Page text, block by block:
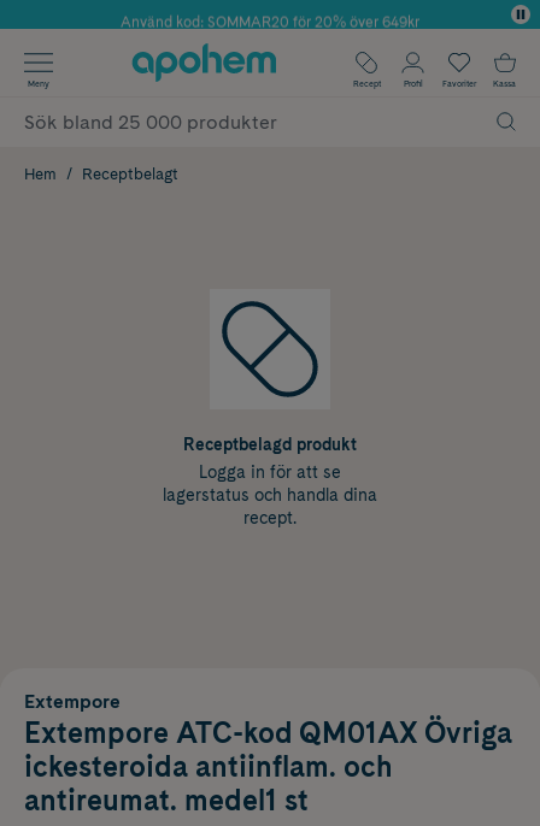
Årets Butik 2025 inom Skönhet
Använd kod: SOMMAR20 för 20% över 649kr
✓ Fri frakt
✓ Poäng på alla köp*
Meny Recept Profil Favoriter Kassa
Hem Receptbelagt
Receptbelagd produkt
Logga in för att se
lagerstatus och handla dina
recept.
Extempore
Extempore ATC-kod QM01AX Övriga
ickesteroida antiinflam. och
antireumat. medel1 st